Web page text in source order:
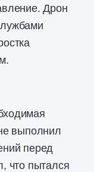
Дрон
выполнил
перед
что пытался